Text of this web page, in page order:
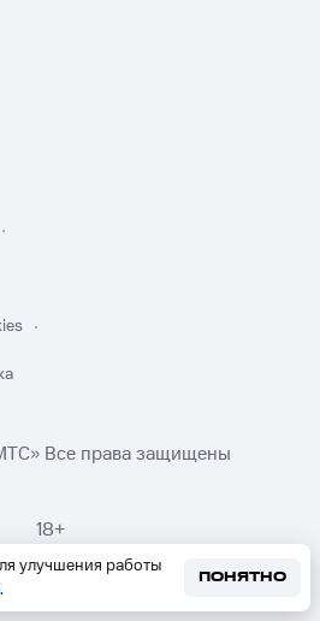
улучшения работы
.
ПОНЯТНО
Все права защищены
18+